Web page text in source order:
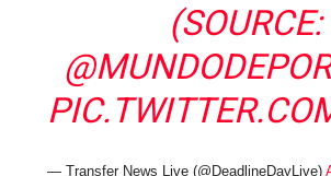
(SOURCE:
— Transfer News Live (@DeadlineDayLive)